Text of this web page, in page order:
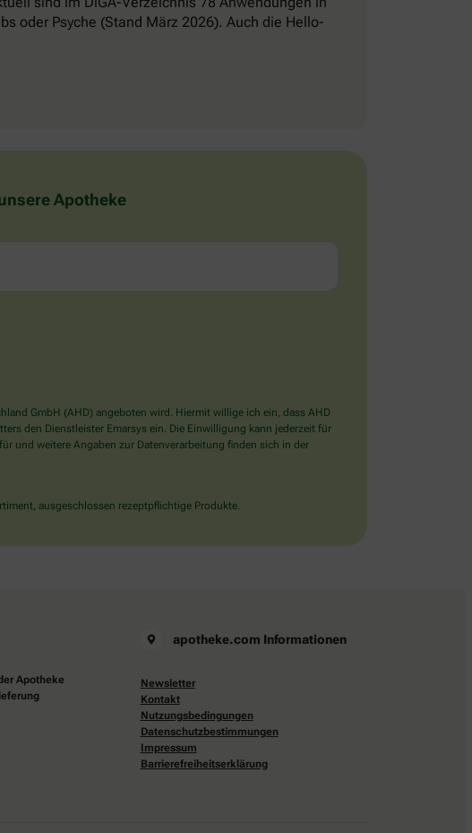
oder Psyche (Stand März 2026). Auch die Hello-
Apotheke
GmbH (AHD) angeboten wird. Hiermit willige ich ein, dass AHD
den Dienstleister Emarsys ein. Die Einwilligung kann jederzeit für
und weitere Angaben zur Datenverarbeitung finden sich in der
ausgeschlossen rezeptpflichtige Produkte.
Apotheke
apotheke.com Informationen
Newsletter
Kontakt
Nutzungsbedingungen
Datenschutzbestimmungen
Impressum
Barrierefreiheitserklärung